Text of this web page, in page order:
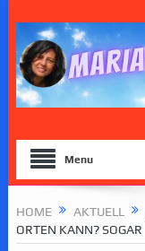
Menu
HOME AKTUELL
ORTEN KANN? SOGAR